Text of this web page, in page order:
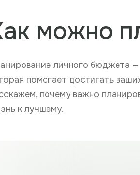
можно
личного бюджета
помогает достигать
почему важно
к лучшему.